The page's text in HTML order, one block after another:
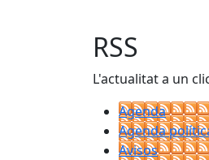
RSS
L'actualitat a un
Agenda
Agenda
Avisos